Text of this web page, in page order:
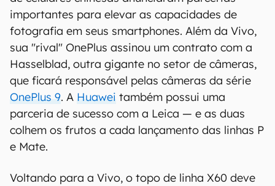
importantes para elevar as capacidades de
fotografia em seus smartphones. Além da Vivo,
sua "rival" OnePlus assinou um contrato com a
Hasselblad, outra gigante no setor de câmeras,
que ficará responsável pelas câmeras da série
OnePlus 9. A Huawei também possui uma
parceria de sucesso com a Leica — e as duas
colhem os frutos a cada lançamento das linhas P
e Mate.
Voltando para a Vivo, o topo de linha X60 deve